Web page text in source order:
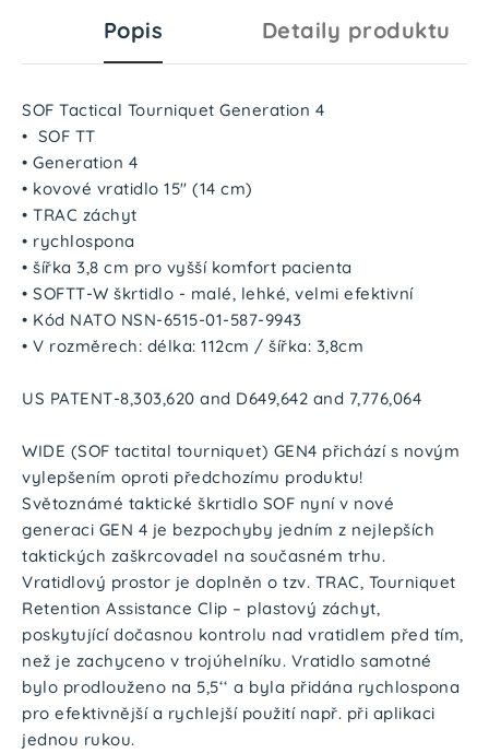
Popis Detaily produktu
SOF Tactical Tourniquet Generation 4
• SOF TT
• Generation 4
• kovové vratidlo 15" (14 cm)
• TRAC záchyt
• rychlospona
• šířka 3,8 cm pro vyšší komfort pacienta
• SOFTT-W škrtidlo - malé, lehké, velmi efektivní
• Kód NATO NSN-6515-01-587-9943
• V rozměrech: délka: 112cm / šířka: 3,8cm
US PATENT-8,303,620 and D649,642 and 7,776,064
WIDE (SOF tactital tourniquet) GEN4 přichází s novým
vylepšením oproti předchozímu produktu!
Světoznámé taktické škrtidlo SOF nyní v nové
generaci GEN 4 je bezpochyby jedním z nejlepších
taktických zaškrcovadel na současném trhu.
Vratidlový prostor je doplněn o tzv. TRAC, Tourniquet
Retention Assistance Clip – plastový záchyt,
poskytující dočasnou kontrolu nad vratidlem před tím,
než je zachyceno v trojúhelníku. Vratidlo samotné
bylo prodlouženo na 5,5‘‘ a byla přidána rychlospona
pro efektivnější a rychlejší použití např. při aplikaci
jednou rukou.